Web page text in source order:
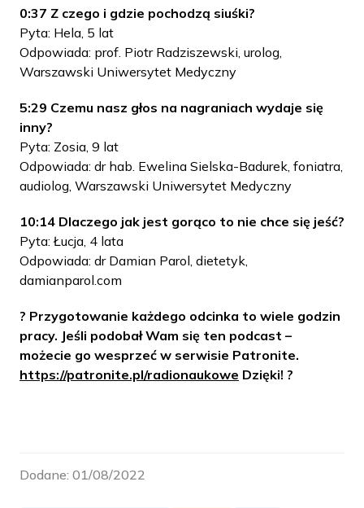
0:37 Z czego i gdzie pochodzą siuśki?
Pyta: Hela, 5 lat
Odpowiada: prof. Piotr Radziszewski, urolog,
Warszawski Uniwersytet Medyczny
5:29 Czemu nasz głos na nagraniach wydaje się
inny?
Pyta: Zosia, 9 lat
Odpowiada: dr hab. Ewelina Sielska-Badurek, foniatra,
audiolog, Warszawski Uniwersytet Medyczny
10:14 Dlaczego jak jest gorąco to nie chce się jeść?
Pyta: Łucja, 4 lata
Odpowiada: dr Damian Parol, dietetyk,
damianparol.com
? Przygotowanie każdego odcinka to wiele godzin
pracy. Jeśli podobał Wam się ten podcast –
możecie go wesprzeć w serwisie Patronite.
https://patronite.pl/radionaukowe Dzięki! ?
Dodane: 01/08/2022